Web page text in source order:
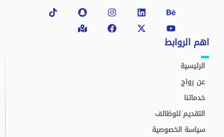
Behance
Linkedin
Instagram
Snapchat
Tiktok Youtube
X-
twitter
Facebook
Map-
marked-
alt
اهم الروابط
الرئيسية
عن رواج
خدماتنا
التقديم للوظائف
سياسة الخصوصية